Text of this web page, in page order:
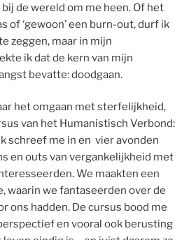
de wereld om me heen. Of het
of ‘gewoon’ een burn-out, durf ik
zeggen, maar in mijn
ik dat de kern van mijn
bevatte: doodgaan.
het omgaan met sterfelijkheid,
van het Humanistisch Verbond:
schreef me in en vier avonden
en outs van vergankelijkheid met
We maakten een
waarin we fantaseerden over de
ons hadden. De cursus bood me
en vooral ook berusting